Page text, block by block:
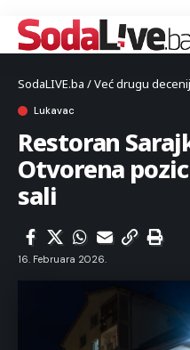
SodaLIVE.ba / Već drugu
Lukavac
Restoran
Otvorena
sali
16. Februara 2026.